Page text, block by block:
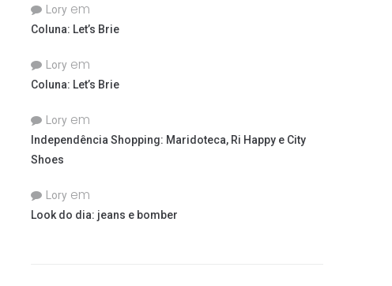
Lory em
Coluna: Let’s Brie
Lory em
Coluna: Let’s Brie
Lory em
Independência Shopping: Maridoteca, Ri Happy e City
Shoes
Lory em
Look do dia: jeans e bomber